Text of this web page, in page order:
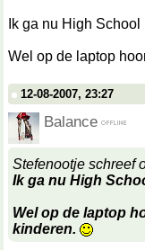
Ik ga nu High
Wel op de laptop
12-08-2007, 23:27
Balance
Stefenootje schreef
Ik ga nu High
Wel op de laptop
kinderen.